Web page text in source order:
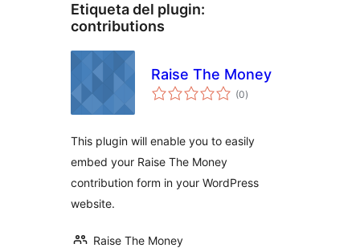
Etiqueta del plugin:
contributions
Raise The Money
(0total
de
)
This plugin will enable you to easily
embed your Raise The Money
contribution form in your WordPress
website.
Raise The Money